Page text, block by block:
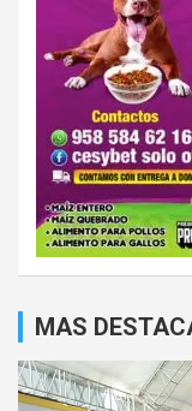
MAS